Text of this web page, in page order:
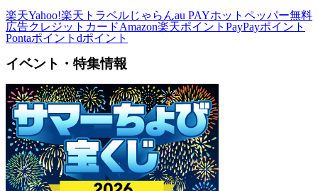
楽天Yahoo!楽天トラベルじゃらんau PAYホットペッパー無料
広告クレジットカードAmazon楽天ポイント PayPayポイント
Pontaポイント dポイント
イベント・特集情報